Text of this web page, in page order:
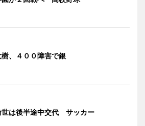
、４００障害で銀
世は後半途中交代 サッカー